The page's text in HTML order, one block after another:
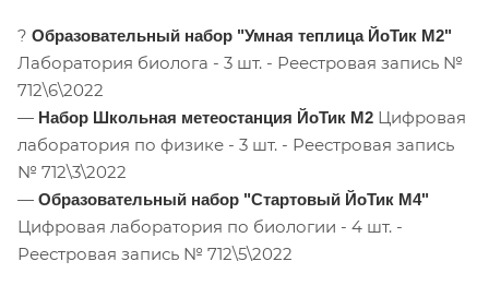
? Образовательный набор "Умная теплица ЙоТик М2"
Лаборатория биолога - 3 шт. - Реестровая запись №
712\6\2022
— Набор Школьная метеостанция ЙоТик М2 Цифровая
лаборатория по физике - 3 шт. - Реестровая запись
№ 712\3\2022
— Образовательный набор "Стартовый ЙоТик М4"
Цифровая лаборатория по биологии - 4 шт. -
Реестровая запись № 712\5\2022